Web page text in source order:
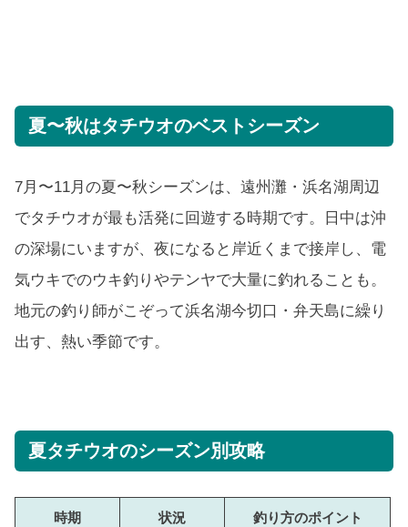
夏〜秋はタチウオのベストシーズン
7月〜11月の夏〜秋シーズンは、遠州灘・浜名湖周辺
でタチウオが最も活発に回遊する時期です。日中は沖
の深場にいますが、夜になると岸近くまで接岸し、電
気ウキでのウキ釣りやテンヤで大量に釣れることも。
地元の釣り師がこぞって浜名湖今切口・弁天島に繰り
出す、熱い季節です。
夏タチウオのシーズン別攻略
時期 状況 釣り方のポイント